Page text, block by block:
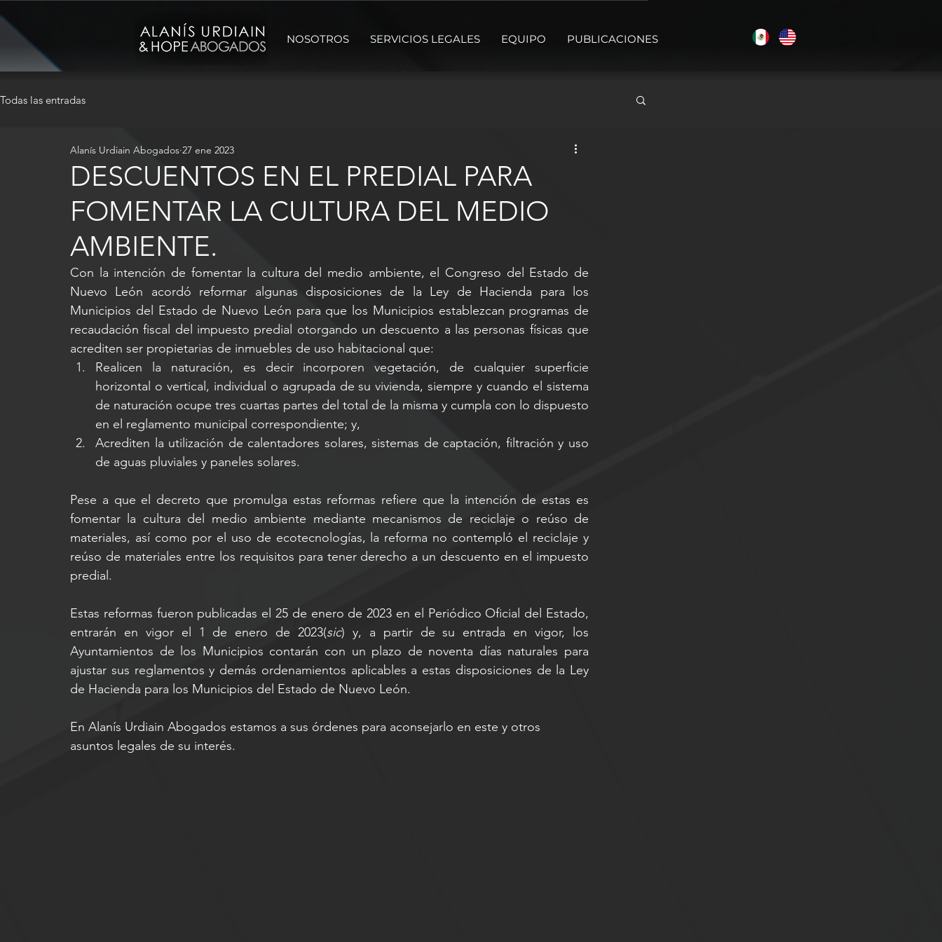
NOSOTROS SERVICIOS LEGALES EQUIPO PUBLICACIONES
Todas las entradas
DESCUENTOS EN EL PREDIAL PARA
FOMENTAR LA CULTURA DEL MEDIO
AMBIENTE.
Alanís Urdiain Abogados 27 ene 2023
Con la intención de fomentar la cultura del medio ambiente, el Congreso del Estado de
Nuevo León acordó reformar algunas disposiciones de la Ley de Hacienda para los
Municipios del Estado de Nuevo León para que los Municipios establezcan programas de
recaudación fiscal del impuesto predial otorgando un descuento a las personas físicas que
acrediten ser propietarias de inmuebles de uso habitacional que:
Realicen la naturación, es decir incorporen vegetación, de cualquier superficie
horizontal o vertical, individual o agrupada de su vivienda, siempre y cuando el sistema
de naturación ocupe tres cuartas partes del total de la misma y cumpla con lo dispuesto
en el reglamento municipal correspondiente; y,
Acrediten la utilización de calentadores solares, sistemas de captación, filtración y uso
de aguas pluviales y paneles solares.
Pese a que el decreto que promulga estas reformas refiere que la intención de estas es
fomentar la cultura del medio ambiente mediante mecanismos de reciclaje o reúso de
materiales, así como por el uso de ecotecnologías, la reforma no contempló el reciclaje y
reúso de materiales entre los requisitos para tener derecho a un descuento en el impuesto
predial.
Estas reformas fueron publicadas el 25 de enero de 2023 en el Periódico Oficial del Estado,
entrarán en vigor el 1 de enero de 2023(sic) y, a partir de su entrada en vigor, los
Ayuntamientos de los Municipios contarán con un plazo de noventa días naturales para
ajustar sus reglamentos y demás ordenamientos aplicables a estas disposiciones de la Ley
de Hacienda para los Municipios del Estado de Nuevo León.
En Alanís Urdiain Abogados estamos a sus órdenes para aconsejarlo en este y otros
asuntos legales de su interés.